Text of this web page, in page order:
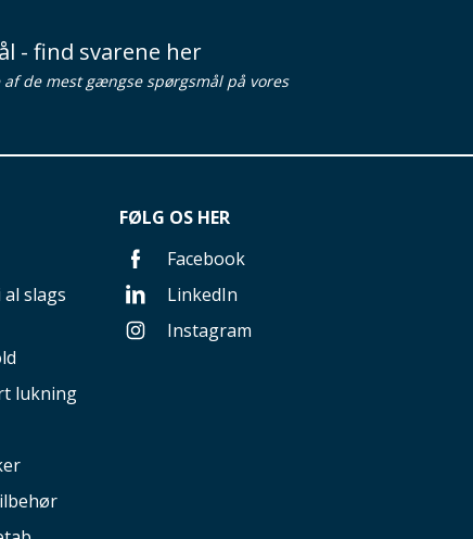
- find svarene her
de mest gængse spørgsmål på vores
slags
lukning
FØLG OS HER
Facebook
LinkedIn
Instagram